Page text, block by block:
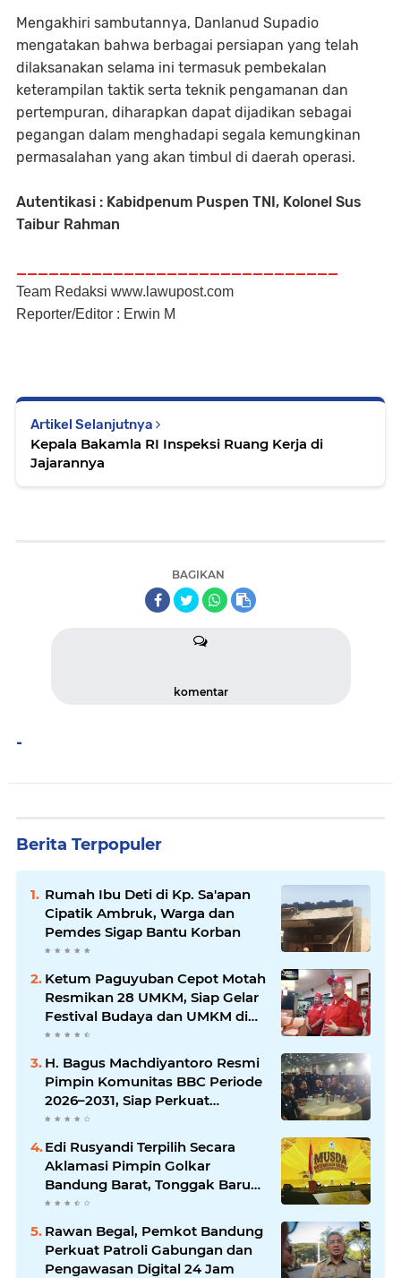
Mengakhiri sambutannya, Danlanud Supadio
mengatakan bahwa berbagai persiapan yang telah
dilaksanakan selama ini termasuk pembekalan
keterampilan taktik serta teknik pengamanan dan
pertempuran, diharapkan dapat dijadikan sebagai
pegangan dalam menghadapi segala kemungkinan
permasalahan yang akan timbul di daerah operasi.
Autentikasi : Kabidpenum Puspen TNI, Kolonel Sus
Taibur Rahman
______________________________
Team Redaksi www.lawupost.com
Reporter/Editor : Erwin M
Artikel Selanjutnya
Kepala Bakamla RI Inspeksi Ruang Kerja di
Jajarannya
BAGIKAN
komentar
-
Berita Terpopuler
Rumah Ibu Deti di Kp. Sa'apan
Cipatik Ambruk, Warga dan
Pemdes Sigap Bantu Korban
Ketum Paguyuban Cepot Motah
Resmikan 28 UMKM, Siap Gelar
Festival Budaya dan UMKM di
Jalan Braga
H. Bagus Machdiyantoro Resmi
Pimpin Komunitas BBC Periode
2026–2031, Siap Perkuat
Solidaritas dan Hadirkan
Program Nyata untuk
Masyarakat
Edi Rusyandi Terpilih Secara
Aklamasi Pimpin Golkar
Bandung Barat, Tonggak Baru
Kepemimpinan Harmonis
"Turun Ranjang"
Rawan Begal, Pemkot Bandung
Perkuat Patroli Gabungan dan
Pengawasan Digital 24 Jam